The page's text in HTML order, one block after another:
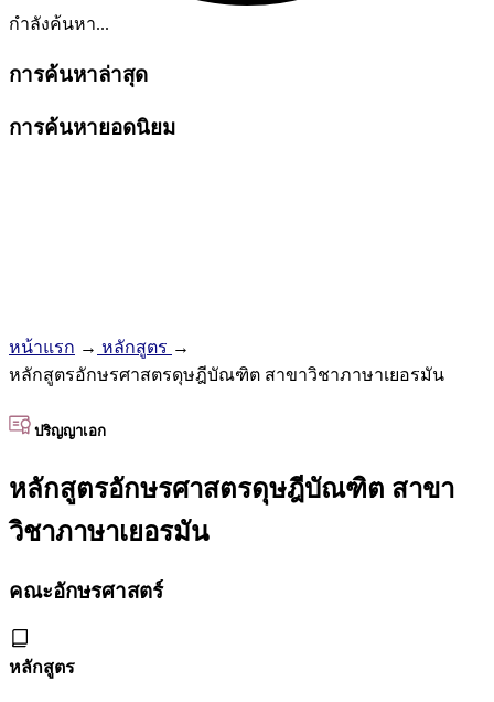
กำลังค้นหา...
การค้นหาล่าสุด
การค้นหายอดนิยม
หน้าแรก → หลักสูตร →
หลักสูตรอักษรศาสตรดุษฎีบัณฑิต สาขาวิชาภาษาเยอรมัน
ปริญญาเอก
หลักสูตรอักษรศาสตรดุษฎีบัณฑิต สาขา
วิชาภาษาเยอรมัน
คณะอักษรศาสตร์
หลักสูตร